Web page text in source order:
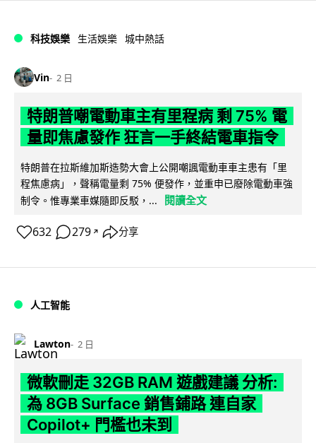
科技娛樂 生活娛樂 城中熱話
Vin 2 日
特朗普嘲電動車主有里程病 剩 75% 電
量即焦慮發作 狂言一手終結電車指令
特朗普在拉斯維加斯造勢大會上公開嘲諷電動車車主患有「里
程焦慮病」，聲稱電量剩 75% 便發作，並重申已廢除電動車強
制令。惟專業車媒隨即反駁，...
閱讀全文
632 279 ↗ 分享
人工智能
Lawton 2 日
微軟刪走 32GB RAM 遊戲建議 分析:
為 8GB Surface 銷售鋪路 連自家
Copilot+ 門檻也未到